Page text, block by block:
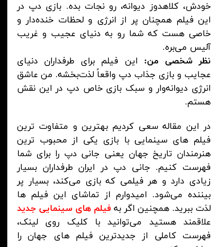
خودش، کلاهدوز دیوانه، رو نجات بده. بازی دپ در
این فیلم همچنان پر از انرژی و لحظات خنده‌دار و
خاصی هست که شما رو به دنیای عجیب و غریب
آلیس می‌بره.
نظر شخصی من: این فیلم برای طرفداران دنیای
عجایب و بازی جذاب دپ واقعاً لذت‌بخشه. من عاشق
انرژی دیوانه‌وار و سبک بازی خاص دپ در این نقش
هستم.
در این مقاله سعی کردیم بهترین و متفاوت ترین
فیلم های سینمایی با بازی یکی از محبوب ترین
هنرمندان تاریخ جهان یعنی جانی دپ را برای شما
فهرست کنیم. جانی دپ در ایران طرفداران بسیار
زیادی دارد و هر فیلمی که بازی می‌کند، بسیار پر
بیننده می‌شود. امیدوارم از تماشای این فیلم ها
لذت ببرید. همچنین اگر به فیلم های سینمایی جدید
علاقمند هستید می‌توانید با کلیک روی لینک،
فهرست کاملی از جدیدترین فیلم های جهان را